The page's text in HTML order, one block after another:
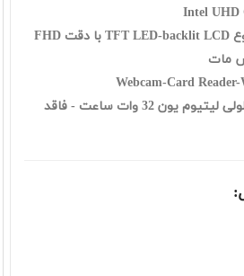
Intel UHD
15 اينچ از نوع TFT LED-backlit LCD با دقت FHD
باتری 2 سلولی لیتیوم یون 32 وات ساعت - فاقد